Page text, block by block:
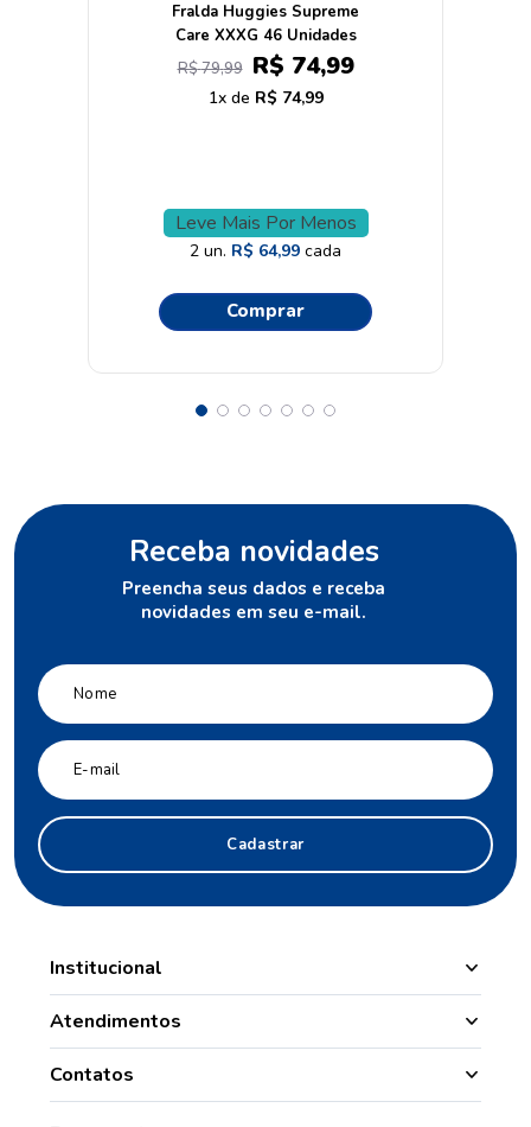
Fralda Huggies Supreme
Care XXXG 46 Unidades
R$79,99 R$ 74,99
1 R$ 74,99
Leve Mais Por Menos
2 un. R$ 64,99 cada
Comprar
Receba novidades
Preencha seus dados e receba
novidades em seu e-mail.
Cadastrar
Institucional
Manipulação
Quem Somos
Atendimentos
Nossas Lojas
Minha Conta
Contatos